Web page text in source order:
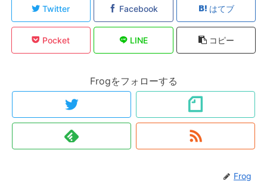
Twitter Facebook はてブ
Pocket LINE コピー
Frogをフォローする
Frog